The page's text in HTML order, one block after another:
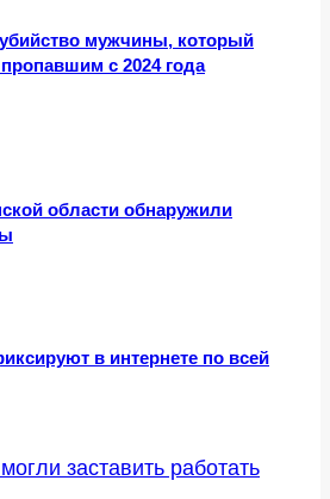
мужчины, который
с 2024 года
области обнаружили
в интернете по всей